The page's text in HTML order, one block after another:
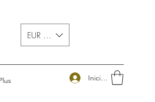
EUR (€)
Iniciar sesión